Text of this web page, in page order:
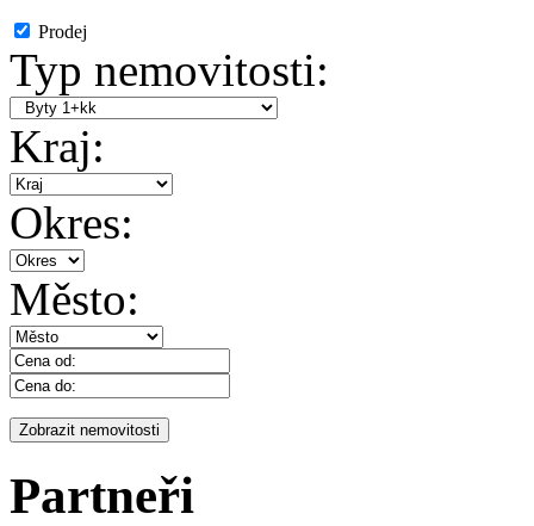
Prodej
Typ nemovitosti:
Kraj:
Okres:
Město:
Partneři